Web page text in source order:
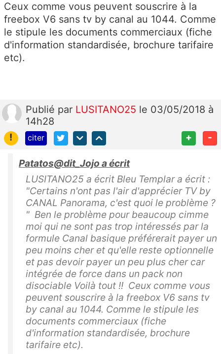
Ceux comme vous peuvent souscrire à la
freebox V6 sans tv by canal au 1044. Comme
le stipule les documents commerciaux (fiche
d'information standardisée, brochure tarifaire
etc).
Publié par LUSITANO25 le 03/05/2018 à
14h28
!
citer + -
Patatos@dit_Jojo a écrit
LUSITANO25 a écrit Bleu Templar a écrit :
"Certains n'ont pas l'air d'apprécier TV by
CANAL Panorama, c'est quoi le problème ?
" Ben le problème pour beaucoup cimme
moi qui ne sont pas trop intéressés par la
formule Canal basique préférerait payer un
peu moins cher et qu'elle reste optionnelle
et pas devoir payer un peu plus cher car
intégrée de force dans un pack non
disociable Voilà tout !! Ceux comme vous
peuvent souscrire à la freebox V6 sans tv
by canal au 1044. Comme le stipule les
documents commerciaux (fiche
d'information standardisée, brochure
tarifaire etc).